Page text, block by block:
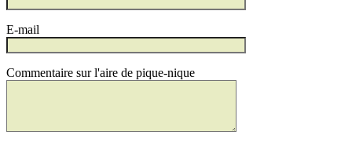
E-mail
Commentaire sur l'aire de pique-nique